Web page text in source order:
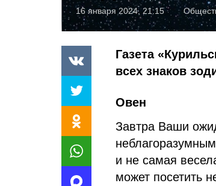
16 января 2024, 21:15
Газета
всех знаков
Овен
Завтра Ваши
и не самая
может посетить